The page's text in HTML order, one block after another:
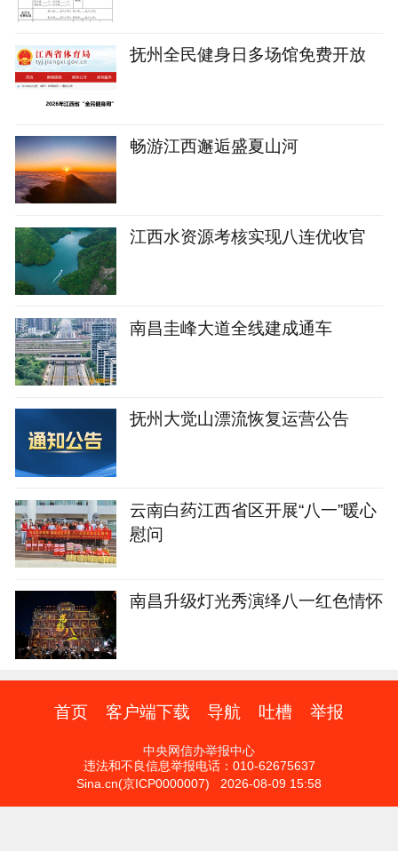
抚州全民健身日多场馆免费开放
畅游江西邂逅盛夏山河
江西水资源考核实现八连优收官
南昌圭峰大道全线建成通车
抚州大觉山漂流恢复运营公告
云南白药江西省区开展“八一”暖心
慰问
南昌升级灯光秀演绎八一红色情怀
首页 客户端下载 导航 吐槽 举报
中央网信办举报中心
违法和不良信息举报电话：010-62675637
Sina.cn(京ICP0000007) 2026-08-09 15:58